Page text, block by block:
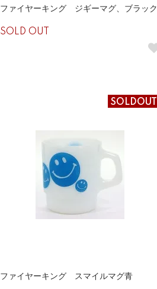
ファイヤーキング ジギーマグ、ブラック
SOLD OUT
SOLDOUT
ファイヤーキング スマイルマグ青